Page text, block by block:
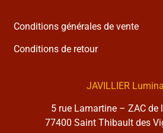
Conditions générales de vente
Conditions de retour
JAVILLIER
5 rue Lamartine – ZAC de
77400 Saint Thibault des